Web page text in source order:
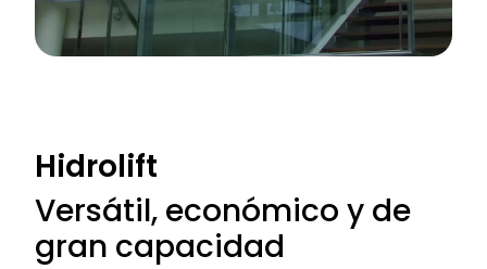
Hidrolift
Versátil, económico y de
gran capacidad